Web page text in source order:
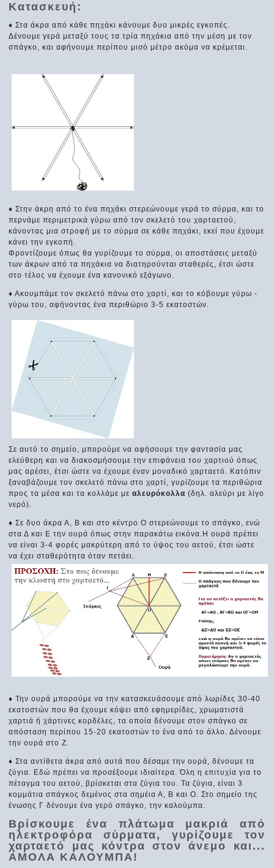
Κατασκευή:
♦ Στα άκρα από κάθε πηχάκι κάνουμε δυο μικρές εγκοπές.
Δένουμε γερά μεταξύ τους τα τρία πηχάκια από την μέση με τον
σπάγκο, και αφήνουμε περίπου μισό μέτρο ακόμα να κρέμεται.
♦ Στην άκρη από το ένα πηχάκι στερεώνουμε γερά το σύρμα, και το
περνάμε περιμετρικά γύρω από τον σκελετό του χαρταετού,
κάνοντας μια στροφή με το σύρμα σε κάθε πηχάκι, εκεί που έχουμε
κάνει την εγκοπή.
Φροντίζουμε όπως θα γυρίζουμε το σύρμα, οι αποστάσεις μεταξύ
των άκρων από τα πηχάκια να διατηρούνται σταθερές, έτσι ώστε
στο τέλος να έχουμε ένα κανονικό εξάγωνο.
♦ Ακουμπάμε τον σκελετό πάνω στο χαρτί, και το κόβουμε γύρω -
γύρω του, αφήνοντας ένα περιθώριο 3-5 εκατοστών.
Σε αυτό το σημείο, μπορούμε να αφήσουμε την φαντασία μας
ελεύθερη και να διακοσμήσουμε την επιφάνεια του χαρτιού όπως
μας αρέσει, έτσι ώστε να έχουμε έναν μοναδικό χαρταετό. Κατόπιν
ξαναβάζουμε τον σκελετό πάνω στο χαρτί, γυρίζουμε τα περιθώρια
προς τα μέσα και τα κολλάμε μεαλευρόκολλα (δηλ. αλεύρι με λίγο
νερό).
♦ Σε δυο άκρα Α, Β και στο κέντρο Ο στερεώνουμε το σπάγκο, ενώ
στα Δ και Ε την ουρά όπως στην παρακάτω εικόνα.Η ουρά πρέπει
να είναι 3-4 φορές μακρύτερη από το ύψος του αετού, έτσι ώστε
να έχει σταθερότητα όταν πετάει.
♦ Την ουρά μπορούμε να την κατασκευάσουμε από λωρίδες 30-40
εκατοστών που θα έχουμε κόψει από εφημερίδες, χρωματιστά
χαρτιά ή χάρτινες κορδέλες, τα οποία δένουμε στον σπάγκο σε
απόσταση περίπου 15-20 εκατοστών το ένα από το άλλο. Δένουμε
την ουρά στο Ζ.
♦ Στα αντίθετα άκρα από αυτά που δέσαμε την ουρά, δένουμε τα
ζύγια. Εδώ πρέπει να προσέξουμε ιδιαίτερα. Όλη η επιτυχία για το
πέταγμα του αετού, βρίσκεται στα ζύγια του. Τα ζύγια, είναι 3
κομμάτια σπάγκος δεμένος στα σημέια Α, Β και Ο. Στο σημείο της
ένωσης Γ δένουμε ένα γερό σπάγκο, την καλούμπα.
Βρίσκουμε ένα πλάτωμα μακριά από
ηλεκτροφόρα σύρματα, γυρίζουμε τον
χαρταετό μας κόντρα στον άνεμο και...
ΑΜΟΛΑ ΚΑΛΟΥΜΠΑ!